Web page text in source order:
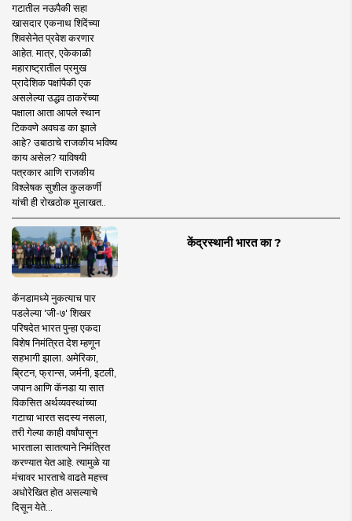
गटातील नऊपैकी सहा
खासदार एकनाथ शिंदेंच्या
शिवसेनेत प्रवेश करणार
आहेत. मात्र, एकेकाळी
महाराष्ट्रातील प्रमुख
प्रादेशिक पक्षांपैकी एक
असलेल्या उद्धव ठाकरेंच्या
पक्षाला आता आपले स्थान
टिकवणे अवघड का झाले
आहे? उबाठाचे राजकीय भविष्य
काय असेल? याविषयी
पत्रकार आणि राजकीय
विश्लेषक सुशील कुलकर्णी
यांची ही रोखठोक मुलाखत..
केंद्रस्थानी भारत का ?
कॅनडामध्ये नुकत्याच पार
पडलेल्या 'जी-७' शिखर
परिषदेत भारत पुन्हा एकदा
विशेष निमंत्रित देश म्हणून
सहभागी झाला. अमेरिका,
ब्रिटन, फ्रान्स, जर्मनी, इटली,
जपान आणि कॅनडा या सात
विकसित अर्थव्यवस्थांच्या
गटाचा भारत सदस्य नसला,
तरी गेल्या काही वर्षांपासून
भारताला सातत्याने निमंत्रित
करण्यात येत आहे. त्यामुळे या
मंचावर भारताचे वाढते महत्त्व
अधोरेखित होत असल्याचे
दिसून येते...